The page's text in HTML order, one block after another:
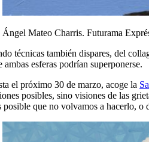
Ángel Mateo Charris. Futurama
técnicas también dispares, del
esferas podrían superponerse.
el próximo 30 de marzo, acoge la
posibles, sino visiones de las
que no volvamos a hacerlo,